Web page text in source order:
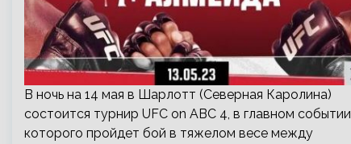
В ночь на 14 мая в Шарлотт (Северная Каролина)
состоится турнир UFC on ABC 4, в главном событии
которого пройдет бой в тяжелом весе между